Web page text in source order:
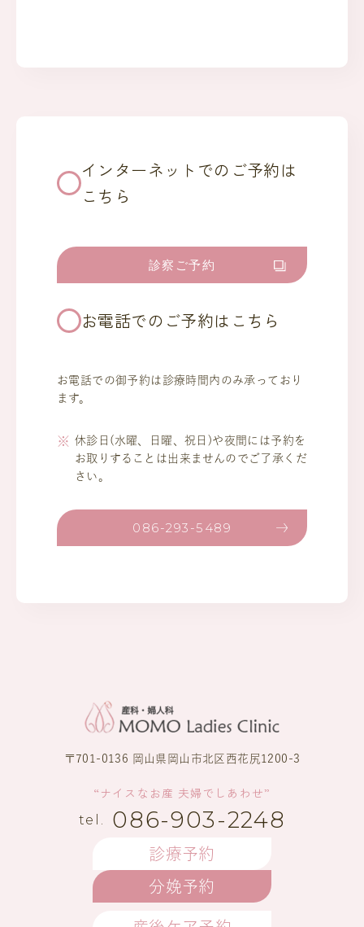
インターネットでのご予約は
こちら
診察ご予約
お電話でのご予約はこちら
お電話での御予約は診療時間内のみ承っており
ます。
休診日(水曜、日曜、祝日)や夜間には予約を
お取りすることは出来ませんのでご了承くだ
さい。
086-293-5489
〒701-0136 岡山県岡山市北区西花尻1200-3
“ナイスなお産 夫婦でしあわせ”
086-903-2248
診療予約
分娩予約